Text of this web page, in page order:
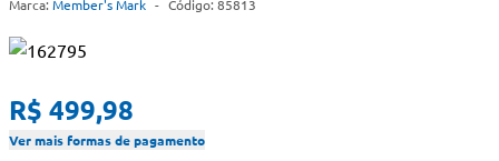
Marca: Member's Mark - Código: 85813
R$ 499,98
Ver mais formas de pagamento